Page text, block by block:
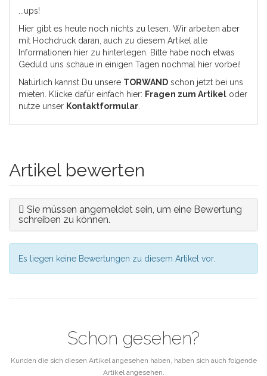
...ups!
Hier gibt es heute noch nichts zu lesen. Wir arbeiten aber
mit Hochdruck daran, auch zu diesem Artikel alle
Informationen hier zu hinterlegen. Bitte habe noch etwas
Geduld uns schaue in einigen Tagen nochmal hier vorbei!
Natürlich kannst Du unsere TORWAND schon jetzt bei uns
mieten. Klicke dafür einfach hier: Fragen zum Artikel oder
nutze unser Kontaktformular
Artikel bewerten
Sie müssen angemeldet sein, um eine Bewertung
schreiben zu können.
Es liegen keine Bewertungen zu diesem Artikel vor.
Schon gesehen?
Kunden die sich diesen Artikel angesehen haben, haben sich auch folgende
Artikel angesehen.